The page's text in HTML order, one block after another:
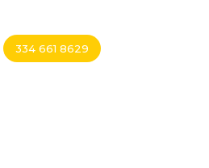
334 661 8629